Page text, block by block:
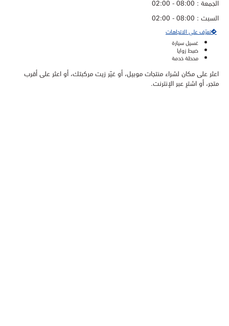
الجمعة : 08:00 - 02:00
السبت : 08:00 - 02:00
تعرّف على الاتجاهات
غسيل سيارة
ضبط زوايا
محطة خدمة
اعثر على مكان لشراء منتجات موبيل، أو غيّر زيت مركبتك، أو اعثر على أقرب
متجر، أو اشترِ عبر الإنترنت.